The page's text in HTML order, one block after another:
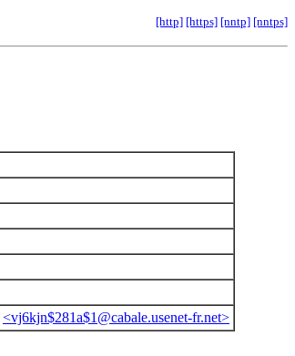
[http] [https] [nntp] [nntps]
<vj6kjn$281a$1@cabale.usenet-fr.net>